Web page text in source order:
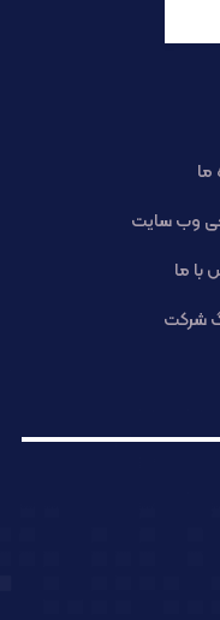
ما
وب سایت
با ما
شرکت